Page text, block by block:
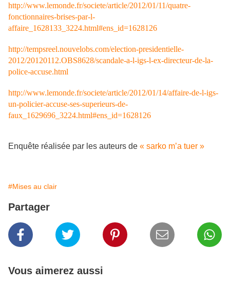
http://www.lemonde.fr/societe/article/2012/01/11/quatre-
fonctionnaires-brises-par-l-
affaire_1628133_3224.html#ens_id=1628126
http://tempsreel.nouvelobs.com/election-presidentielle-
2012/20120112.OBS8628/scandale-a-l-igs-l-ex-directeur-de-la-
police-accuse.html
http://www.lemonde.fr/societe/article/2012/01/14/affaire-de-l-igs-
un-policier-accuse-ses-superieurs-de-
faux_1629696_3224.html#ens_id=1628126
Enquête réalisée par les auteurs de « sarko m’a tuer »
#Mises au clair
Partager
Vous aimerez aussi